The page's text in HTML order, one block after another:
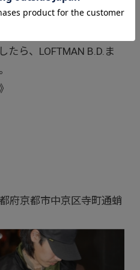
たら、LOFTMAN B.D.ま
府京都市中京区寺町通蛸